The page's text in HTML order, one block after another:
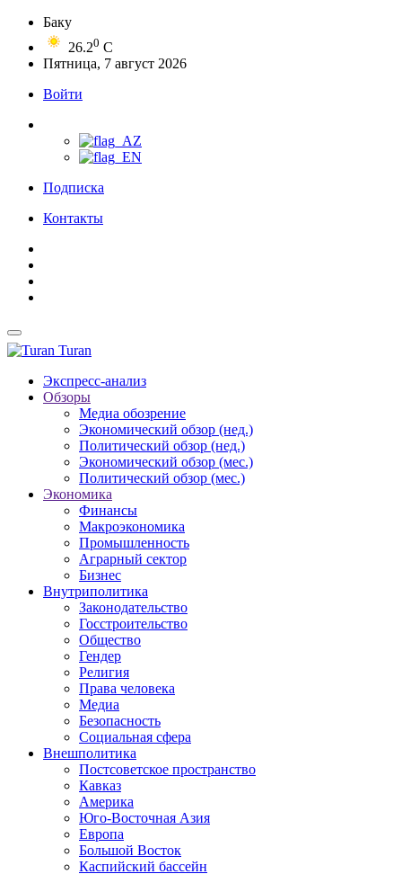
Баку
26.20 C
Пятница, 7 август 2026
Войти
Подписка
Контакты
Turan
Экспресс-анализ
Обзоры
Медиа обозрение
Экономический обзор (нед.)
Политический обзор (нед.)
Экономический обзор (мес.)
Политический обзор (мес.)
Экономика
Финансы
Макроэкономика
Промышленность
Аграрный сектор
Бизнес
Внутриполитика
Законодательство
Госстроительство
Общество
Гендер
Религия
Права человека
Медиа
Безопасность
Социальная сфера
Внешполитика
Постсоветское пространство
Кавказ
Америка
Юго-Восточная Азия
Европа
Большой Восток
Каспийский бассейн